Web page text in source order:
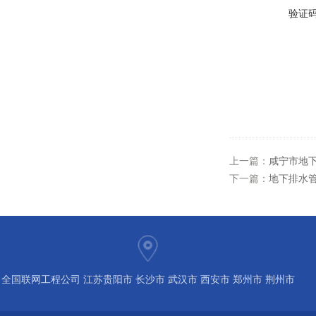
验证
上一篇： 咸宁市地
下一篇： 地下排水
全国联网工程公司 江苏贵阳市 长沙市 武汉市 西安市 郑州市 荆州市